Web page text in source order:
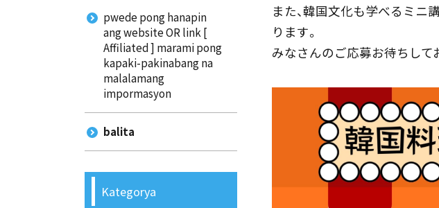
また、韓国文化も学べるミ
ります。
みなさんのご応募お待ちしてお
pwede pong hanapin
ang website OR link [
Affiliated ] marami pong
kapaki-pakinabang na
malalamang
impormasyon
balita
Kategorya